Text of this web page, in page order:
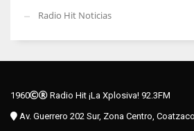
Radio Hit Noticias
1960
Radio Hit ¡La Xplosiva! 92.3FM
Av. Guerrero 202 Sur, Zona Centro,